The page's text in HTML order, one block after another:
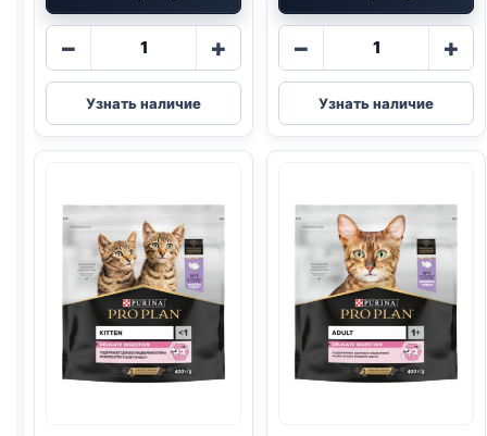
−
Количество
Pro
Plan
сух.
1,5кг
+
Узнать наличие
−
Количество
Pro
Plan
сух.
ЯГНЕНОК)
400г
+
Узнать наличие